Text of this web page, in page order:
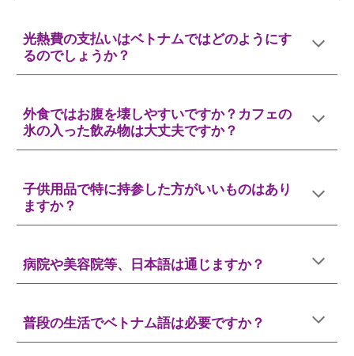
光熱費の支払いはベトナムではどのようにす
るのでしょうか？
外食ではお腹を壊しやすいですか？カフェの
氷の入った飲み物は大丈夫ですか？
子供用品で特に持参した方がいいものはあり
ますか？
病院や美容院等、日本語は通じますか？
普段の生活でベトナム語は必要ですか？